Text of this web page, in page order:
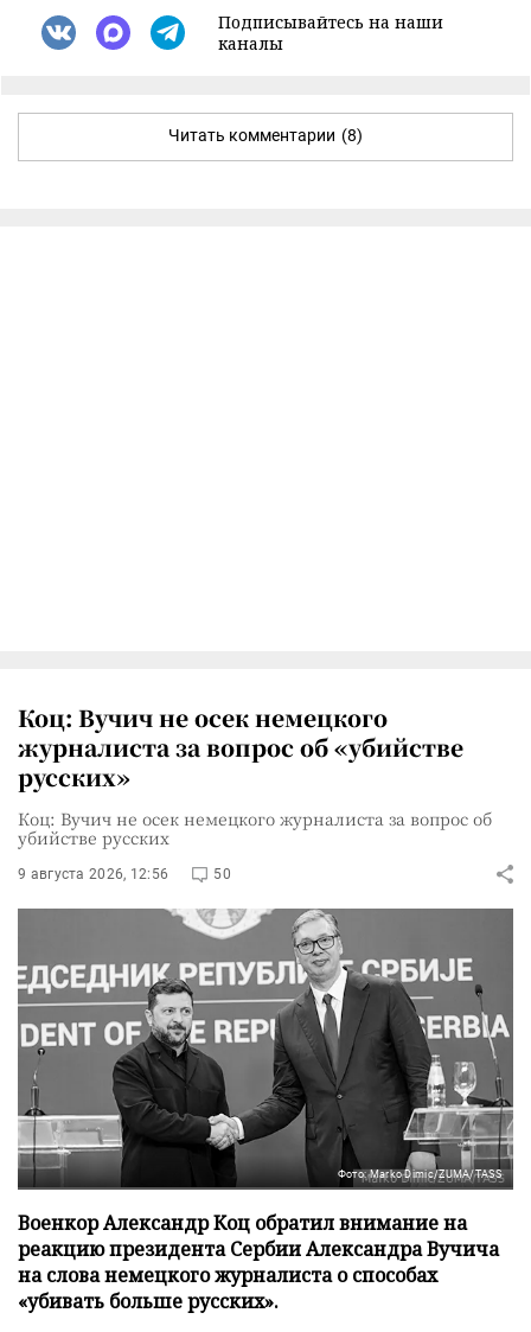
Подписывайтесь на наши
каналы
Читать комментарии (8)
Коц: Вучич не осек немецкого
журналиста за вопрос об «убийстве
русских»
Коц: Вучич не осек немецкого журналиста за вопрос об
убийстве русских
9 августа 2026, 12:56 50
Фото: Marko Dimic/ZUMA/TASS
Военкор Александр Коц обратил внимание на
реакцию президента Сербии Александра Вучича
на слова немецкого журналиста о способах
«убивать больше русских».